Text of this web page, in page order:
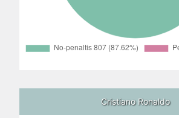
Cristiano Ronaldo